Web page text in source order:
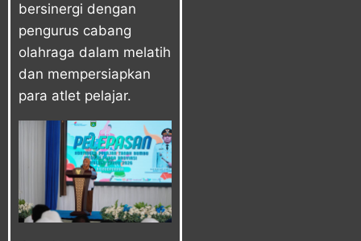
bersinergi dengan
pengurus cabang
olahraga dalam melatih
dan mempersiapkan
para atlet pelajar.